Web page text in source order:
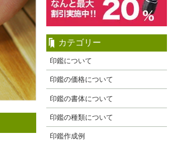
カテゴリー
印鑑について
印鑑の価格について
印鑑の書体について
印鑑の種類について
印鑑作成例